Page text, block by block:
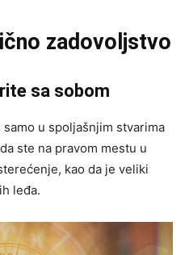
zadovoljstvo
sa sobom
u spoljašnjim stvarima
ste na pravom mestu u
kao da je veliki
leđa.